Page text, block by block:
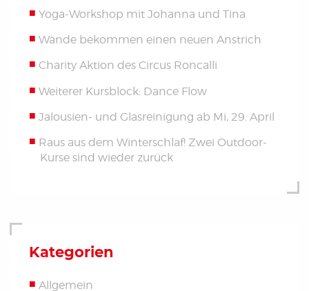
Yoga-Workshop mit Johanna und Tina
Wände bekommen einen neuen Anstrich
Charity Aktion des Circus Roncalli
Weiterer Kursblock: Dance Flow
Jalousien- und Glasreinigung ab Mi, 29. April
Raus aus dem Winterschlaf! Zwei Outdoor-
Kurse sind wieder zurück
Kategorien
Allgemein